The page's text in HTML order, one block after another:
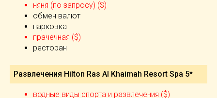
няня (по запросу) ($)
обмен валют
парковка
прачечная ($)
ресторан
Развлечения Hilton Ras Al Khaimah Resort Spa 5*
водные виды спорта и развлечения ($)